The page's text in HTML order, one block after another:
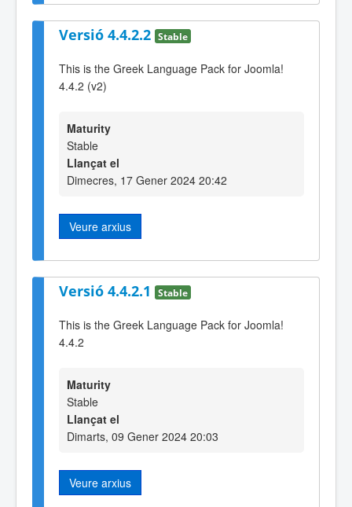
Versió 4.4.2.2 Stable
This is the Greek Language Pack for Joomla!
4.4.2 (v2)
Maturity
Stable
Llançat el
Dimecres, 17 Gener 2024 20:42
Veure arxius
Versió 4.4.2.1 Stable
This is the Greek Language Pack for Joomla!
4.4.2
Maturity
Stable
Llançat el
Dimarts, 09 Gener 2024 20:03
Veure arxius